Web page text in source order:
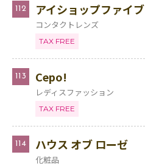
112 アイショップファイブ
コンタクトレンズ
TAX FREE
113 Cepo!
レディスファッション
TAX FREE
114 ハウス オブ ローゼ
化粧品